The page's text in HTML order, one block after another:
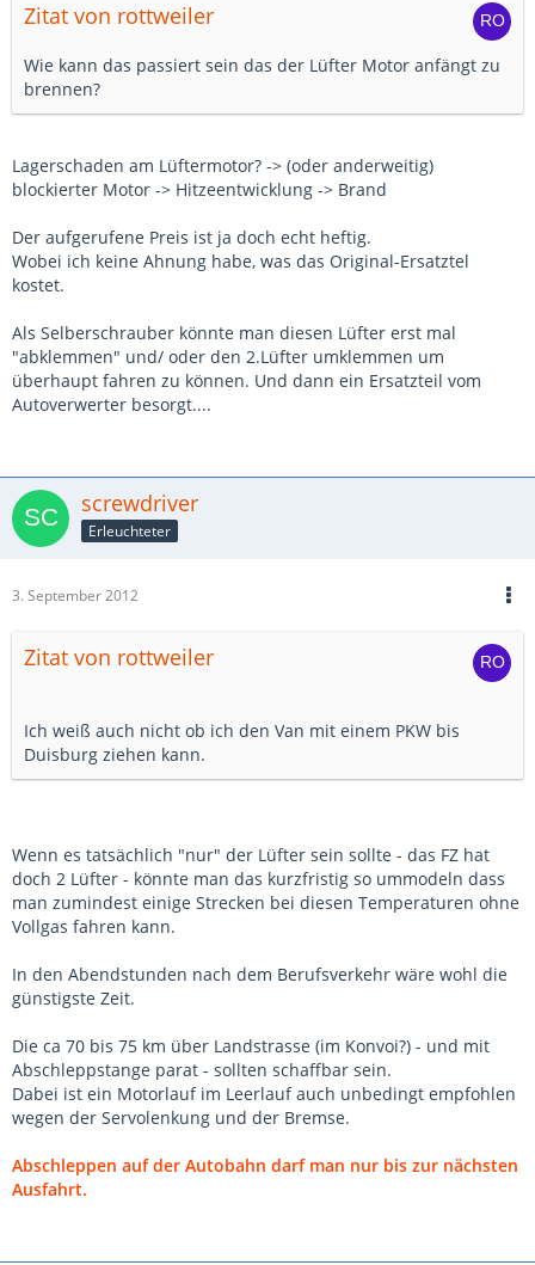
Zitat von rottweiler
Wie kann das passiert sein das der Lüfter Motor anfängt zu
brennen?
Lagerschaden am Lüftermotor? -> (oder anderweitig)
blockierter Motor -> Hitzeentwicklung -> Brand
Der aufgerufene Preis ist ja doch echt heftig.
Wobei ich keine Ahnung habe, was das Original-Ersatztel
kostet.
Als Selberschrauber könnte man diesen Lüfter erst mal
"abklemmen" und/ oder den 2.Lüfter umklemmen um
überhaupt fahren zu können. Und dann ein Ersatzteil vom
Autoverwerter besorgt....
screwdriver
Erleuchteter
3. September 2012
Zitat von rottweiler
Ich weiß auch nicht ob ich den Van mit einem PKW bis
Duisburg ziehen kann.
Wenn es tatsächlich "nur" der Lüfter sein sollte - das FZ hat
doch 2 Lüfter - könnte man das kurzfristig so ummodeln dass
man zumindest einige Strecken bei diesen Temperaturen ohne
Vollgas fahren kann.
In den Abendstunden nach dem Berufsverkehr wäre wohl die
günstigste Zeit.
Die ca 70 bis 75 km über Landstrasse (im Konvoi?) - und mit
Abschleppstange parat - sollten schaffbar sein.
Dabei ist ein Motorlauf im Leerlauf auch unbedingt empfohlen
wegen der Servolenkung und der Bremse.
Abschleppen auf der Autobahn darf man nur bis zur nächsten
Ausfahrt.